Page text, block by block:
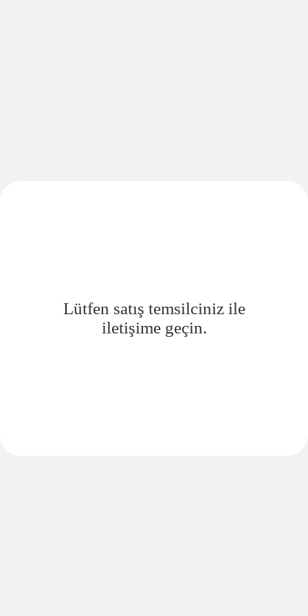
Lütfen satış temsilciniz ile
iletişime geçin.